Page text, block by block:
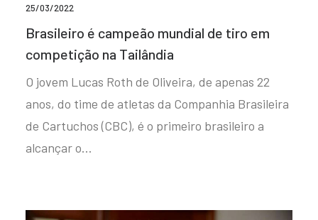
25/03/2022
Brasileiro é campeão mundial de tiro em
competição na Tailândia
O jovem Lucas Roth de Oliveira, de apenas 22
anos, do time de atletas da Companhia Brasileira
de Cartuchos (CBC), é o primeiro brasileiro a
alcançar o…